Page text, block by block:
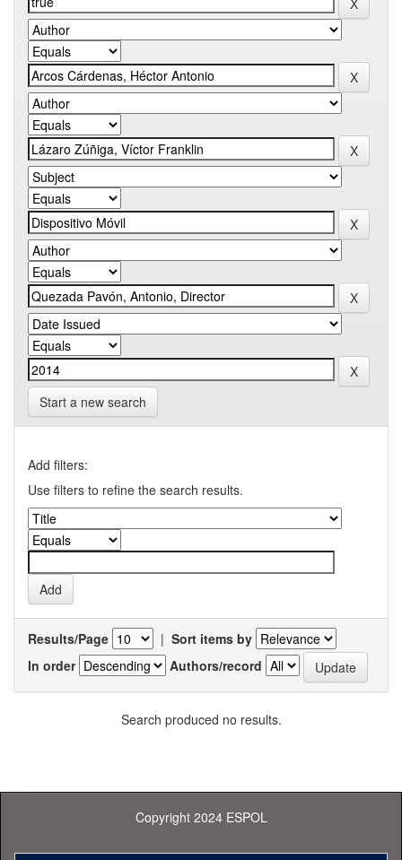
Start a new search
Add filters:
Use filters to refine the search results.
Results/Page | Sort items by
In order
Authors/record
Search produced no results.
Copyright 2024 ESPOL